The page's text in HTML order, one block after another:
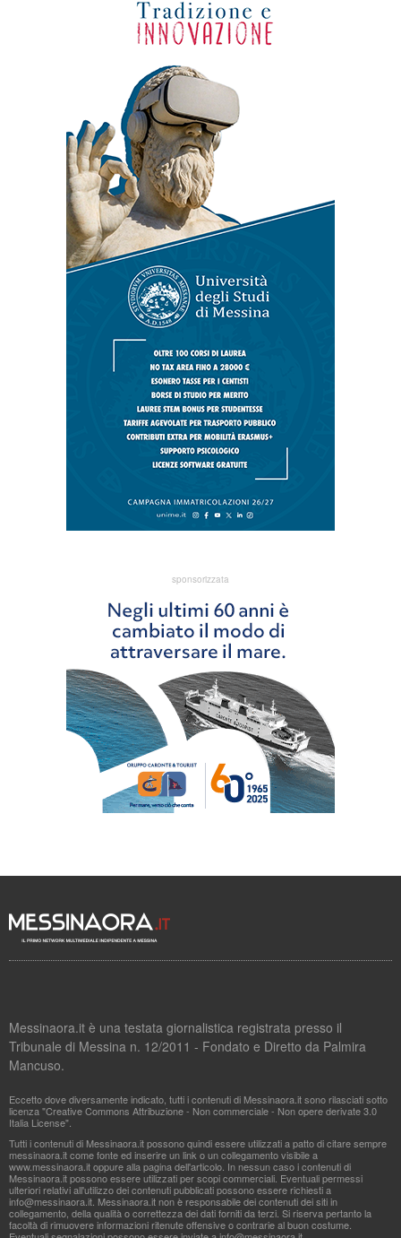
sponsorizzata
Messinaora.it è una testata giornalistica registrata presso il
Tribunale di Messina n. 12/2011 - Fondato e Diretto da Palmira
Mancuso.
Eccetto dove diversamente indicato, tutti i contenuti di Messinaora.it sono rilasciati sotto
licenza "Creative Commons Attribuzione - Non commerciale - Non opere derivate 3.0
Italia License".
Tutti i contenuti di Messinaora.it possono quindi essere utilizzati a patto di citare sempre
messinaora.it come fonte ed inserire un link o un collegamento visibile a
www.messinaora.it oppure alla pagina dell'articolo. In nessun caso i contenuti di
Messinaora.it possono essere utilizzati per scopi commerciali. Eventuali permessi
ulteriori relativi all'utilizzo dei contenuti pubblicati possono essere richiesti a
info@messinaora.it. Messinaora.it non è responsabile dei contenuti dei siti in
collegamento, della qualità o correttezza dei dati forniti da terzi. Si riserva pertanto la
facoltà di rimuovere informazioni ritenute offensive o contrarie al buon costume.